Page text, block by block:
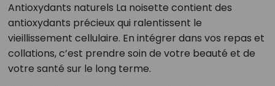
Antioxydants naturels La noisette contient des
antioxydants précieux qui ralentissent le
vieillissement cellulaire. En intégrer dans vos repas et
collations, c’est prendre soin de votre beauté et de
votre santé sur le long terme.